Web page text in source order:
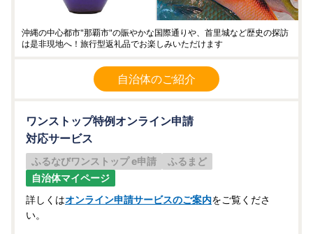
沖縄の中心都市"那覇市"の賑やかな国際通りや、首里城など歴史の探訪
は是非現地へ！旅行型返礼品でお楽しみいただけます
自治体のご紹介
ワンストップ特例オンライン申請
対応サービス
ふるなびワンストップ e申請
ふるまど
自治体マイページ
詳しくはオンライン申請サービスのご案内をご覧くださ
い。